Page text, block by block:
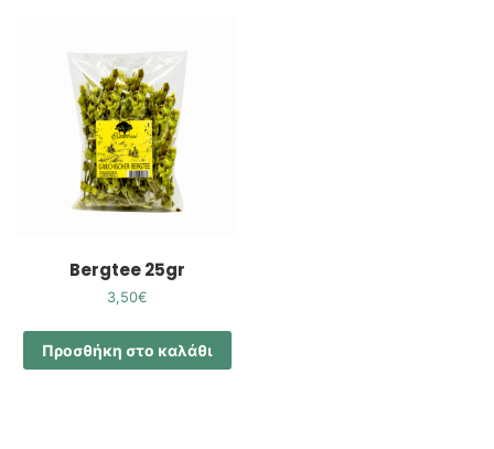
Bergtee 25gr
3,50€
Προσθήκη στο καλάθι